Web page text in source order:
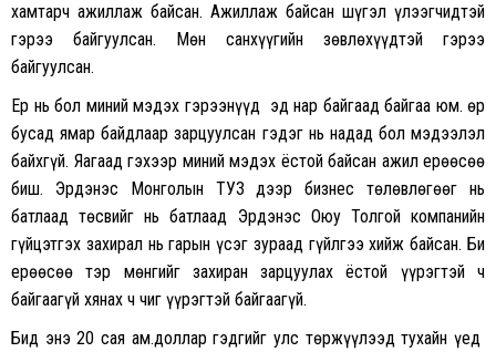
хамтарч ажиллаж байсан. Ажиллаж байсан шүгэл үлээгчидтэй
гэрээ байгуулсан. Мөн санхүүгийн зөвлөхүүдтэй гэрээ
байгуулсан.
Ер нь бол миний мэдэх гэрээнүүд эд нар байгаад байгаа юм. Өөр
бусад ямар байдлаар зарцуулсан гэдэг нь надад бол мэдээлэл
байхгүй. Яагаад гэхээр миний мэдэх ёстой байсан ажил ерөөсөө
биш. Эрдэнэс Монголын ТУЗ дээр бизнес төлөвлөгөөг нь
батлаад төсвийг нь батлаад Эрдэнэс Оюу Толгой компанийн
гүйцэтгэх захирал нь гарын үсэг зураад гүйлгээ хийж байсан. Би
ерөөсөө тэр мөнгийг захиран зарцуулах ёстой үүрэгтэй ч
байгаагүй хянах ч чиг үүрэгтэй байгаагүй.
Бид энэ 20 сая ам.доллар гэдгийг улс төржүүлээд тухайн үед